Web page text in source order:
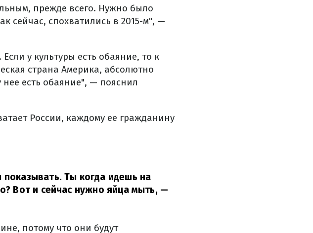
прежде всего. Нужно было
сейчас, спохватились в 2015-м", —
у культуры есть обаяние, то к
страна Америка, абсолютно
нее есть обаяние", — пояснил
России, каждому ее гражданину
Ты когда идешь на
Вот и сейчас нужно яйца мыть, —
потому что они будут